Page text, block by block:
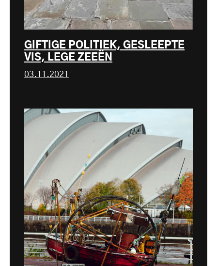
GIFTIGE POLITIEK, GESLEEPTE
VIS, LEGE ZEEËN
03.11.2021